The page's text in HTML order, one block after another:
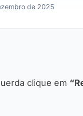
de 2025
clique em